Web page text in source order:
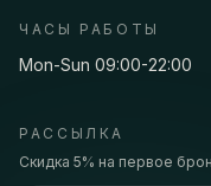
ЧАСЫ РАБОТЫ
Mon-Sun 09:00-22:00
РАССЫЛКА
Скидка 5% на первое